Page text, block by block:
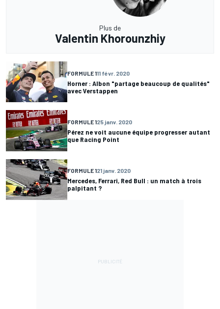
Plus de
Valentin Khorounzhiy
FORMULE 111 févr. 2020
Horner : Albon "partage beaucoup de qualités"
avec Verstappen
FORMULE 125 janv. 2020
Pérez ne voit aucune équipe progresser autant
que Racing Point
FORMULE 121 janv. 2020
Mercedes, Ferrari, Red Bull : un match à trois
palpitant ?